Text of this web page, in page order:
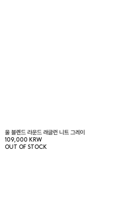
울 블렌드 라운드 래글런 니트 그레이
109,000 KRW
OUT OF STOCK